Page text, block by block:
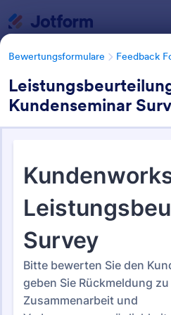
Bewertungsformulare Feedback
Kundenseminar
Feedback
Veranstaltung
Formularvorlagen Kategorien